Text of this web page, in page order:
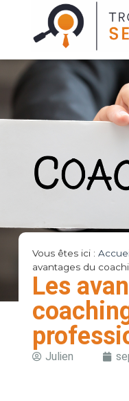
Vous êtes ici :
avantages du
Les
Julien